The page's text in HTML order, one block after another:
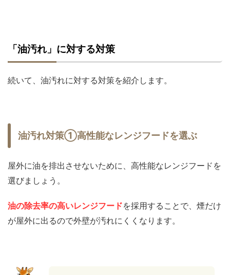
「油汚れ」に対する対策
続いて、油汚れに対する対策を紹介します。
油汚れ対策①高性能なレンジフードを選ぶ
屋外に油を排出させないために、高性能なレンジフードを
選びましょう。
油の除去率の高いレンジフードを採用することで、煙だけ
が屋外に出るので外壁が汚れにくくなります。